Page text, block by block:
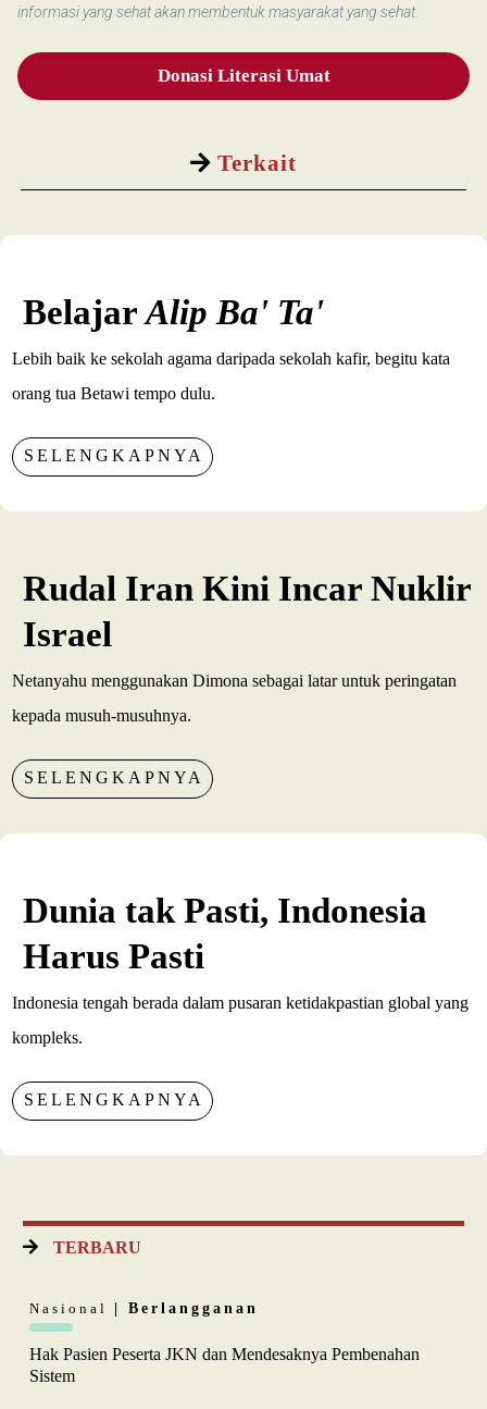
Terkait
informasi yang sehat akan membentuk masyarakat yang sehat.
Donasi Literasi Umat
BelajarAlip Ba' Ta'
Lebih baik ke sekolah agama daripada sekolah kafir, begitu kata
orang tua Betawi tempo dulu.
SELENGKAPNYA
Rudal Iran Kini Incar Nuklir
Israel
Netanyahu menggunakan Dimona sebagai latar untuk peringatan
kepada musuh-musuhnya.
SELENGKAPNYA
Dunia tak Pasti, Indonesia
Harus Pasti
Indonesia tengah berada dalam pusaran ketidakpastian global yang
kompleks.
SELENGKAPNYA
TERBARU
Nasional | Berlangganan
Hak Pasien Peserta JKN dan Mendesaknya Pembenahan
Sistem